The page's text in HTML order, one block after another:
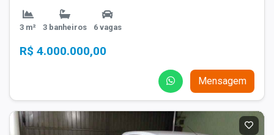
3 m² 3 banheiros 6 vagas
R$ 4.000.000,00
Mensagem